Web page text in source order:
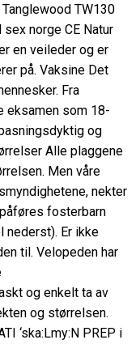
TW130
norge CE Natur
en veileder og er
på. Vaksine Det
Fra
eksamen som 18-
og
Alle plaggene
Men våre
nekter
fosterbarn
nederst). Er ikke
til. Velopeden har
og enkelt ta av
og størrelsen.
‘ska:Lmy:N PREP i